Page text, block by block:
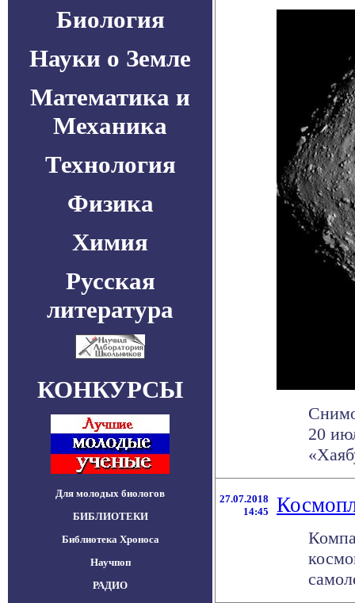
Биология
Науки о Земле
Математика и
Механика
Технология
Физика
Химия
Русская
литература
КОНКУРСЫ
Для молодых биологов
БИБЛИОТЕКИ
Библиотека Хроноса
Научпоп
РАДИО
20
27.07.2018
14:45